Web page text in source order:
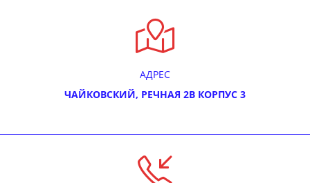
АДРЕС
ЧАЙКОВСКИЙ, РЕЧНАЯ 2В КОРПУС 3